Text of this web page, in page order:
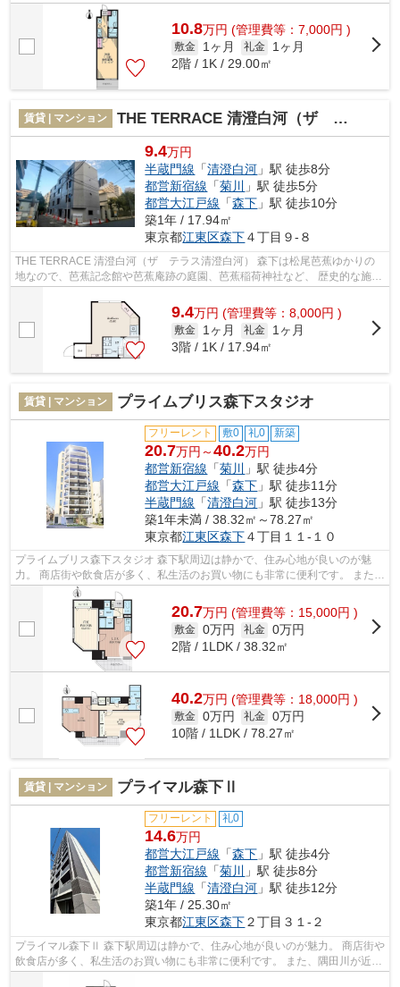
菊川駅が徒歩圏内で利用可能なため ...
10.8万円 (管理費等：7,000円 )
敷金 1ヶ月 礼金
1ヶ月
2階 / 1K / 29.00㎡
賃貸 | マンション THE TERRACE 清澄白河（ザ テラス清澄白河）
9.4万円
半蔵門線 「清澄白河 」駅 徒歩8分
都営新宿線 「菊川
」駅 徒歩5分
都営大江戸線 「森下 」駅 徒歩10分
築1年 / 17.94㎡
東京都江東区森下４丁目９-８
THE TERRACE 清澄⽩河（ザ テラス清澄白河） 森下は松尾芭蕉ゆかりの
地なので、芭蕉記念館や芭蕉庵跡の庭園、芭蕉稲荷神社など、 歴史的な施設
が多いエリアです。 また、駅前の飲み...
9.4万円 (管理費等：8,000円 )
敷金 1ヶ月 礼金
1ヶ月
3階 / 1K / 17.94㎡
賃貸 | マンション プライムブリス森下スタジオ
フリーレント 敷0 礼0 新築
20.7万円～40.2万円
都営新宿線 「菊川 」駅 徒歩4分
都営大江戸線 「森下 」駅 徒歩11分
半蔵門線 「清澄白河 」駅 徒歩13分
築1年未満 / 38.32㎡～78.27㎡
東京都江東区森下４丁目１１-１０
プライムブリス森下スタジオ 森下駅周辺は静かで、住み心地が良いのが魅
力。 商店街や飲食店が多く、私生活のお買い物にも非常に便利です。 また、
隅田川が近いので、都会に居ながら...
20.7万円 (管理費等：15,000円 )
敷金 0万円 礼金 0万円
2階 / 1LDK / 38.32㎡
40.2万円 (管理費等：18,000円 )
敷金 0万円 礼金 0万円
10階 / 1LDK / 78.27㎡
賃貸 | マンション プライマル森下Ⅱ
フリーレント 礼0
14.6万円
都営大江戸線 「森下 」駅 徒歩4分
都営新宿線 「菊川
」駅 徒歩8分
半蔵門線 「清澄白河 」駅 徒歩12分
築1年 / 25.30㎡
東京都江東区森下２丁目３１-２
プライマル森下Ⅱ 森下駅周辺は静かで、住み心地が良いのが魅力。 商店街や
飲食店が多く、私生活のお買い物にも非常に便利です。 また、隅田川が近い